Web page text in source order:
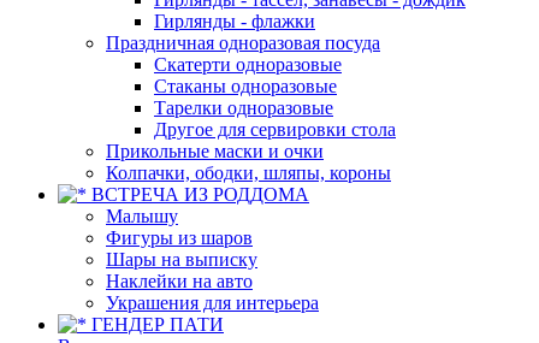
Гирлянды - флажки
Праздничная одноразовая посуда
Скатерти одноразовые
Стаканы одноразовые
Тарелки одноразовые
Другое для сервировки стола
Прикольные маски и очки
Колпачки, ободки, шляпы, короны
ВСТРЕЧА ИЗ РОДДОМА
Малышу
Фигуры из шаров
Шары на выписку
Наклейки на авто
Украшения для интерьера
ГЕНДЕР ПАТИ